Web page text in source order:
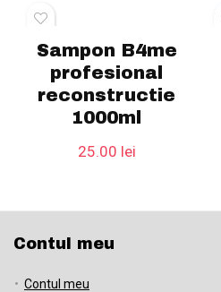
Sampon B4me
profesional
reconstructie
1000ml
25.00 lei
Contul meu
Contul meu